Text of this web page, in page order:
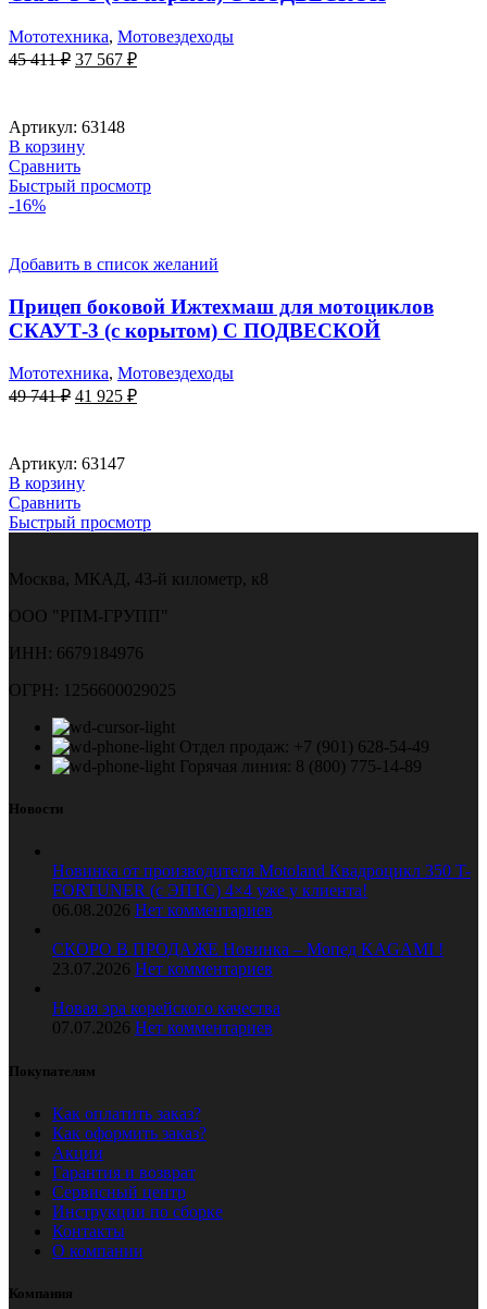
Мототехника, Мотовездеходы
45 411₽ Первоначальная
411 ₽.
37 567 ₽Текущая
Артикул: 63148
В корзину
Сравнить
Быстрый просмотр
-16%
Добавить в список желаний
Прицеп боковой Ижтехмаш для мотоциклов
СКАУТ-3 (с корытом) С ПОДВЕСКОЙ
Мототехника, Мотовездеходы
49 741₽ Первоначальная
741 ₽.
41 925 ₽Текущая
Артикул: 63147
В корзину
Сравнить
Быстрый просмотр
Москва, МКАД, 43-й километр, к8
ООО "РПМ-ГРУПП"
ИНН: 6679184976
ОГРН: 1256600029025
Отдел продаж: +7 (901) 628-54-49
Горячая линия: 8 (800) 775-14-89
Новости
Новинка от производителя Motoland Квадроцикл 350 T-
FORTUNER (с ЭПТС) 4×4 уже у клиента!
06.08.2026 Нет комментариев
СКОРО В ПРОДАЖЕ Новинка – Мопед KAGAMI !
23.07.2026 Нет комментариев
Новая эра корейского качества
07.07.2026 Нет комментариев
Покупателям
Как оплатить заказ?
Как оформить заказ?
Акции
Гарантия и возврат
Сервисный центр
Инструкции по сборке
Контакты
О компании
Компания